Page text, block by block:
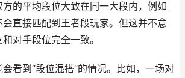
的平均段位大致在同一大段内，例如
直接匹配到王者段玩家。但这并不意
对手段位完全一致。
看到“段位混搭”的情况。比如，一场对